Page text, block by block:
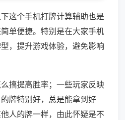
这个手机打牌计算辅助也是
单便捷。特别是在大家手机
，提升游戏体验，避免影响
搞提高胜率；一些玩家反映
牌特别好，总是能拿到好
人的牌一样，由此怀疑是不